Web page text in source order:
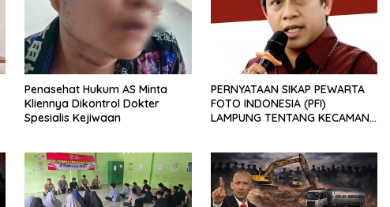
Penasehat Hukum AS Minta
Kliennya Dikontrol Dokter
Spesialis Kejiwaan
PERNYATAAN SIKAP PEWARTA
FOTO INDONESIA (PFI)
LAMPUNG TENTANG KECAMAN
JURNALIS DI PENGADILAN
NEGERI TANJUNG KARANG.